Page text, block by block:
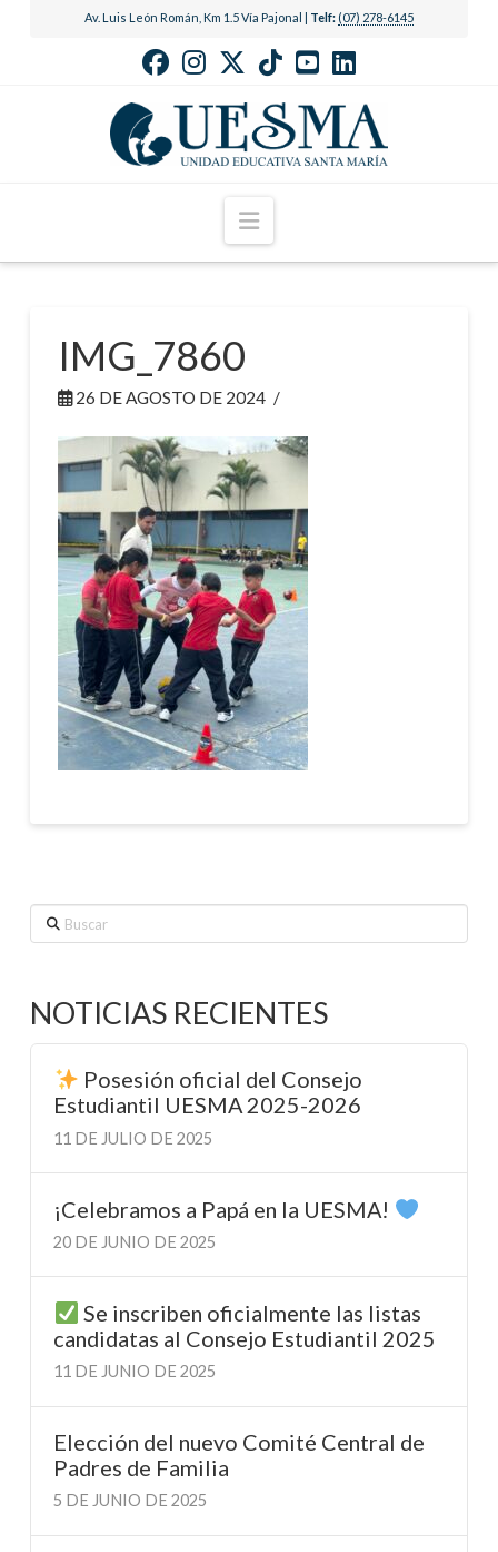
Av. Luis León Román, Km 1.5 Vía Pajonal | Telf: (07) 278-6145
Navigation
IMG_7860
26 DE AGOSTO DE 2024
Buscar
NOTICIAS RECIENTES
Posesión oficial del Consejo
Estudiantil UESMA 2025-2026
11 DE JULIO DE 2025
¡Celebramos a Papá en la UESMA!
20 DE JUNIO DE 2025
Se inscriben oficialmente las listas
candidatas al Consejo Estudiantil 2025
11 DE JUNIO DE 2025
Elección del nuevo Comité Central de
Padres de Familia
5 DE JUNIO DE 2025